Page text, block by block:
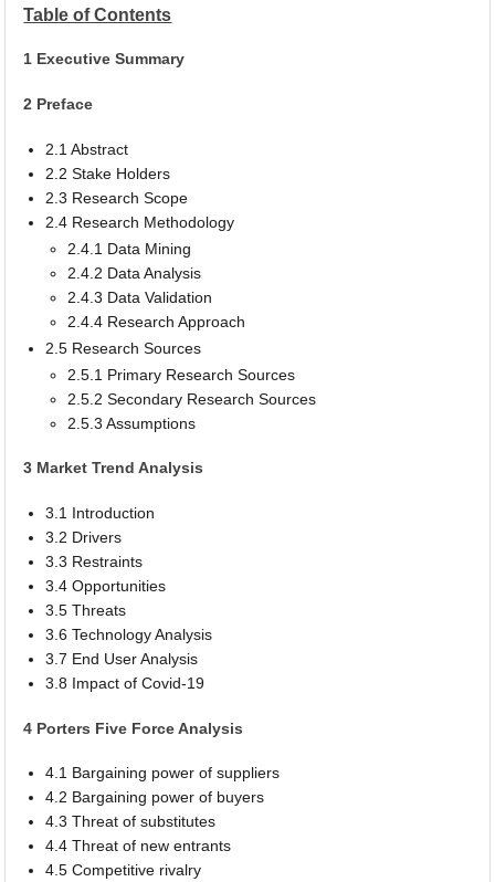
Table of Contents
1 Executive Summary
2 Preface
2.1 Abstract
2.2 Stake Holders
2.3 Research Scope
2.4 Research Methodology
2.4.1 Data Mining
2.4.2 Data Analysis
2.4.3 Data Validation
2.4.4 Research Approach
2.5 Research Sources
2.5.1 Primary Research Sources
2.5.2 Secondary Research Sources
2.5.3 Assumptions
3 Market Trend Analysis
3.1 Introduction
3.2 Drivers
3.3 Restraints
3.4 Opportunities
3.5 Threats
3.6 Technology Analysis
3.7 End User Analysis
3.8 Impact of Covid-19
4 Porters Five Force Analysis
4.1 Bargaining power of suppliers
4.2 Bargaining power of buyers
4.3 Threat of substitutes
4.4 Threat of new entrants
4.5 Competitive rivalry